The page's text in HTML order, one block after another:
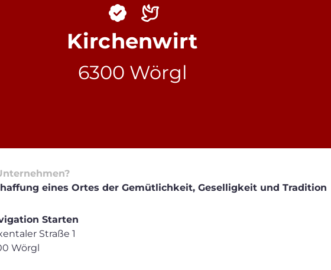
Kirchenwirt
6300 Wörgl
eines Ortes der Gemütlichkeit, Geselligkeit und Tradition
Starten
Straße 1
Wörgl